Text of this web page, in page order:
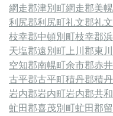
網走郡津別町網走郡美
利尻郡利尻町礼文郡礼
枝幸郡中頓別町枝幸郡
天塩郡遠別町 上川郡東
空知郡南幌町余市郡赤
古平郡古平町積丹郡積
岩内郡岩内町岩内郡共
虻田郡喜茂別町虻田郡